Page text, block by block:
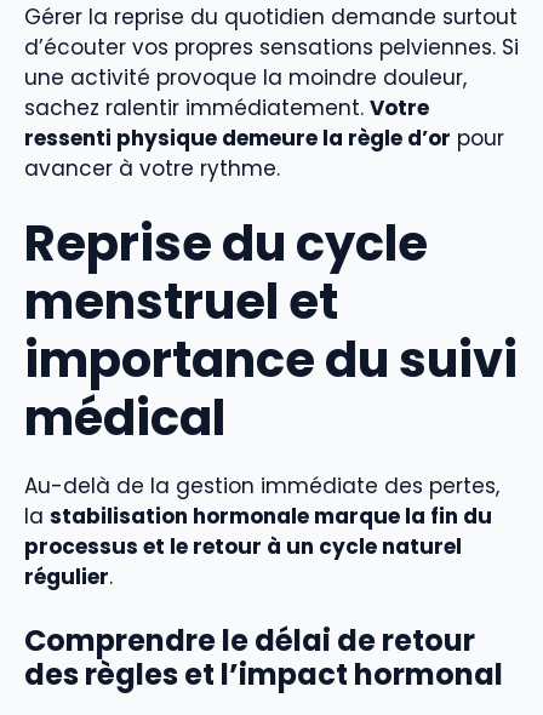
Gérer la reprise du quotidien demande surtout
d’écouter vos propres sensations pelviennes. Si
une activité provoque la moindre douleur,
sachez ralentir immédiatement. Votre
ressenti physique demeure la règle d’or pour
avancer à votre rythme.
Reprise du cycle
menstruel et
importance du suivi
médical
Au-delà de la gestion immédiate des pertes,
la stabilisation hormonale marque la fin du
processus et le retour à un cycle naturel
régulier.
Comprendre le délai de retour
des règles et l’impact hormonal